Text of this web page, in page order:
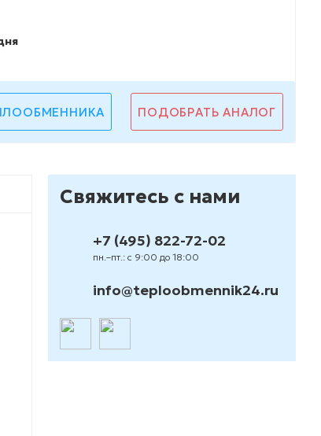
ПОДОБРАТЬ АНАЛОГ
Свяжитесь с нами
+7 (495) 822-72-02
пн.–пт.: с 9:00 до 18:00
info@teploobmennik24.ru